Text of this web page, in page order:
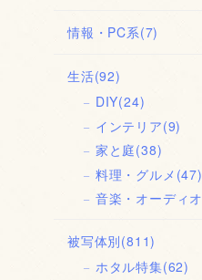
情報・PC系(7)
生活(92)
DIY(24)
インテリア(9)
家と庭(38)
料理・グルメ (47)
音楽・オーディオ
被写体別(811)
ホタル特集(62)